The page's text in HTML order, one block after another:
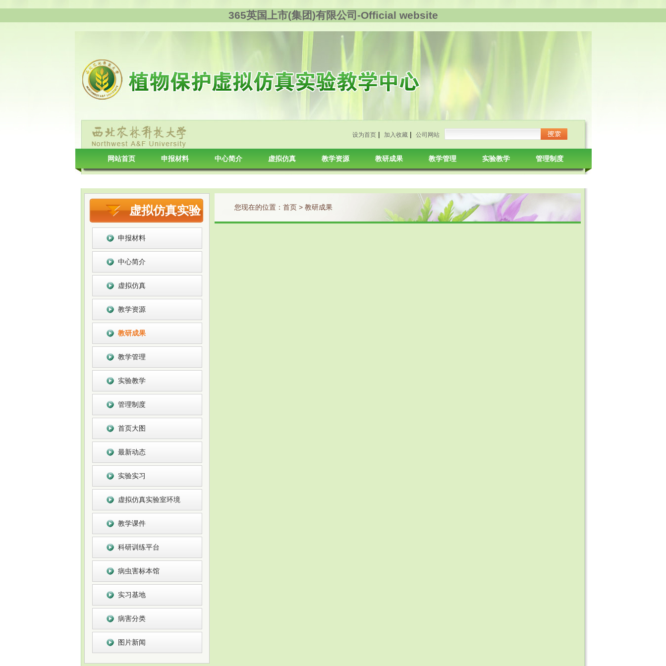
365英国上市(集团)有限公司-Official website
设为首页| 加入收藏| 公司网站
网站首页 申报材料 中心简介 虚拟仿真 教学资源 教研成果 教学管理 实验教学 管理制度
虚拟仿真实验
教学中心
申报材料
中心简介
虚拟仿真
教学资源
教研成果
教学管理
实验教学
管理制度
首页大图
最新动态
实验实习
虚拟仿真实验室环境
教学课件
科研训练平台
病虫害标本馆
实习基地
病害分类
图片新闻
您现在的位置： 首页> 教研成果